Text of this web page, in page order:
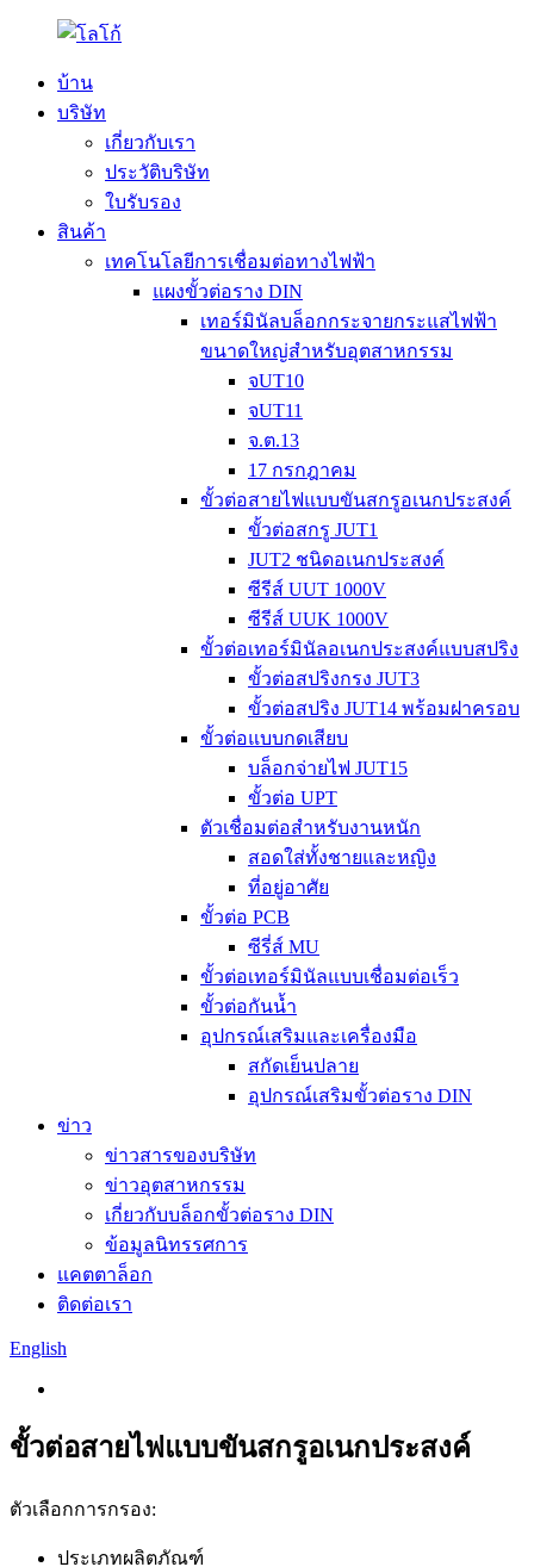
บ้าน
บริษัท
เกี่ยวกับเรา
ประวัติบริษัท
ใบรับรอง
สินค้า
เทคโนโลยีการเชื่อมต่อทางไฟฟ้า
แผงขั้วต่อราง DIN
เทอร์มินัลบล็อกกระจายกระแสไฟฟ้า
ขนาดใหญ่สำหรับอุตสาหกรรม
จUT10
จUT11
จ.ต.13
17 กรกฎาคม
ขั้วต่อสายไฟแบบขันสกรูอเนกประสงค์
ขั้วต่อสกรู JUT1
JUT2 ชนิดอเนกประสงค์
ซีรีส์ UUT 1000V
ซีรีส์ UUK 1000V
ขั้วต่อเทอร์มินัลอเนกประสงค์แบบสปริง
ขั้วต่อสปริงกรง JUT3
ขั้วต่อสปริง JUT14 พร้อมฝาครอบ
ขั้วต่อแบบกดเสียบ
บล็อกจ่ายไฟ JUT15
ขั้วต่อ UPT
ตัวเชื่อมต่อสำหรับงานหนัก
สอดใส่ทั้งชายและหญิง
ที่อยู่อาศัย
ขั้วต่อ PCB
ซีรี่ส์ MU
ขั้วต่อเทอร์มินัลแบบเชื่อมต่อเร็ว
ขั้วต่อกันน้ำ
อุปกรณ์เสริมและเครื่องมือ
สกัดเย็นปลาย
อุปกรณ์เสริมขั้วต่อราง DIN
ข่าว
ข่าวสารของบริษัท
ข่าวอุตสาหกรรม
เกี่ยวกับบล็อกขั้วต่อราง DIN
ข้อมูลนิทรรศการ
แคตตาล็อก
ติดต่อเรา
English
ขั้วต่อสายไฟแบบขันสกรูอเนกประสงค์
ตัวเลือกการกรอง:
ประเภทผลิตภัณฑ์